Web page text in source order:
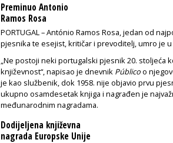
Preminuo Antonio
Ramos Rosa
PORTUGAL – António Ramos Rosa, jedan od
pjesnika te esejist, kritičar i prevoditelj, umro je
„Ne postoji neki portugalski pjesnik 20. stoljeća
književnost“, napisao je dnevnik Públicoo
je kao službenik, dok 1958. nije objavio prvu
ukupno osamdesetak knjiga i nagrađen je
međunarodnim nagradama.
Dodijeljena književna
nagrada Europske Unije